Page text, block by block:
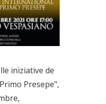
Presepe'
iniziative de
Presepe",